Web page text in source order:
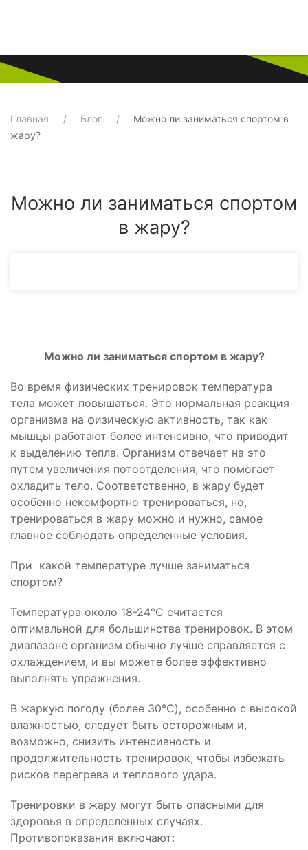
Главная Блог
Можно ли заниматься спортом в
жару?
Можно ли заниматься спортом
в жару?
Можно ли заниматься спортом в жару?
Во время физических тренировок температура
тела может повышаться. Это нормальная реакция
организма на физическую активность, так как
мышцы работают более интенсивно, что приводит
к выделению тепла. Организм отвечает на это
путем увеличения потоотделения, что помогает
охладить тело. Соответственно, в жару будет
особенно некомфортно тренироваться, но,
тренироваться в жару можно и нужно, самое
главное соблюдать определенные условия.
При какой температуре лучше заниматься
спортом?
Температура около 18-24°C считается
оптимальной для большинства тренировок. В этом
диапазоне организм обычно лучше справляется с
охлаждением, и вы можете более эффективно
выполнять упражнения.
В жаркую погоду (более 30°C), особенно с высокой
влажностью, следует быть осторожным и,
возможно, снизить интенсивность и
продолжительность тренировок, чтобы избежать
рисков перегрева и теплового удара.
Тренировки в жару могут быть опасными для
здоровья в определенных случаях.
Противопоказания включают: